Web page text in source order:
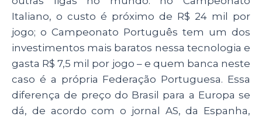
Italiano, o custo é próximo de R$ 24 mil por
jogo; o Campeonato Português tem um dos
investimentos mais baratos nessa tecnologia e
gasta R$ 7,5 mil por jogo – e quem banca neste
caso é a própria Federação Portuguesa. Essa
diferença de preço do Brasil para a Europa se
dá, de acordo com o jornal AS, da Espanha,